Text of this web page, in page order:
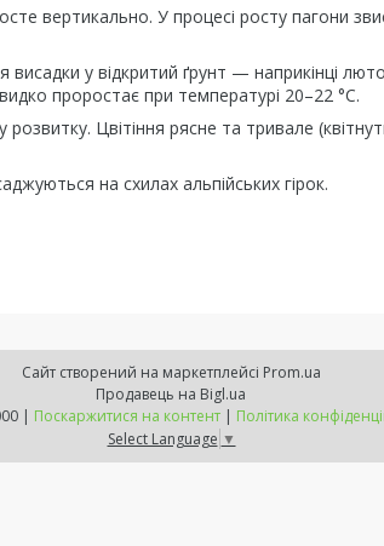
вертикально. У процесі росту пагони
у відкритий ґрунт — наприкінці
проростає при температурі 20–22 °С.
Цвітіння рясне та тривале
на схилах альпійських гірок.
Сайт створений на маркетплейсі Prom.ua
Продавець на Bigl.ua
Агроплюс2000 | Поскаржитися на контент | Політика
Select Language ▼